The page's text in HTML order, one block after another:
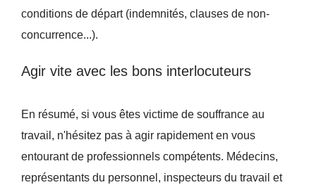
conditions de départ (indemnités, clauses de non-
concurrence...).
Agir vite avec les bons interlocuteurs
En résumé, si vous êtes victime de souffrance au
travail, n'hésitez pas à agir rapidement en vous
entourant de professionnels compétents. Médecins,
représentants du personnel, inspecteurs du travail et